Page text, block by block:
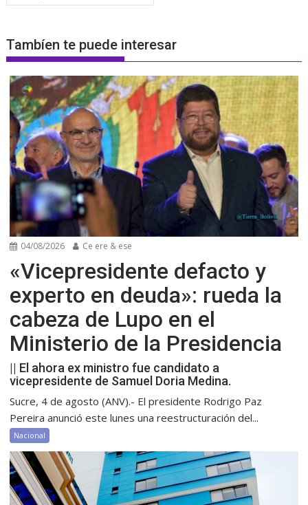
Tambíen te puede interesar
04/08/2026 Ce ere & ese
«Vicepresidente defacto y
experto en deuda»: rueda la
cabeza de Lupo en el
Ministerio de la Presidencia
|| El ahora ex ministro fue candidato a
vicepresidente de Samuel Doria Medina.
Sucre, 4 de agosto (ANV).- El presidente Rodrigo Paz
Pereira anunció este lunes una reestructuración del...
Nacional